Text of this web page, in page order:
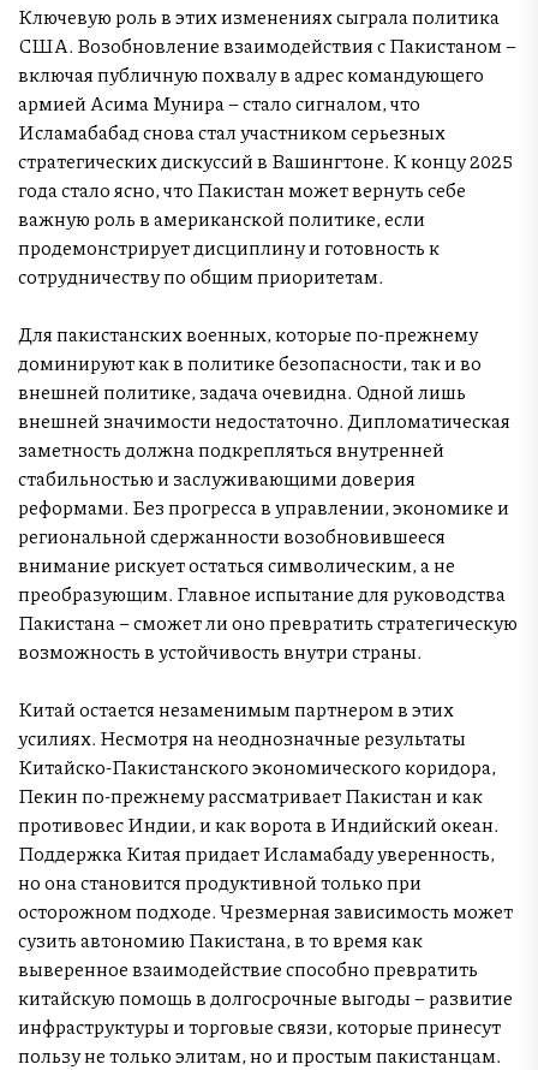
Ключевую роль в этих изменениях сыграла политика
США. Возобновление взаимодействия с Пакистаном –
включая публичную похвалу в адрес командующего
армией Асима Мунира – стало сигналом, что
Исламабабад снова стал участником серьезных
стратегических дискуссий в Вашингтоне. К концу 2025
года стало ясно, что Пакистан может вернуть себе
важную роль в американской политике, если
продемонстрирует дисциплину и готовность к
сотрудничеству по общим приоритетам.
Для пакистанских военных, которые по-прежнему
доминируют как в политике безопасности, так и во
внешней политике, задача очевидна. Одной лишь
внешней значимости недостаточно. Дипломатическая
заметность должна подкрепляться внутренней
стабильностью и заслуживающими доверия
реформами. Без прогресса в управлении, экономике и
региональной сдержанности возобновившееся
внимание рискует остаться символическим, а не
преобразующим. Главное испытание для руководства
Пакистана – сможет ли оно превратить стратегическую
возможность в устойчивость внутри страны.
Китай остается незаменимым партнером в этих
усилиях. Несмотря на неоднозначные результаты
Китайско-Пакистанского экономического коридора,
Пекин по-прежнему рассматривает Пакистан и как
противовес Индии, и как ворота в Индийский океан.
Поддержка Китая придает Исламабаду уверенность,
но она становится продуктивной только при
осторожном подходе. Чрезмерная зависимость может
сузить автономию Пакистана, в то время как
выверенное взаимодействие способно превратить
китайскую помощь в долгосрочные выгоды – развитие
инфраструктуры и торговые связи, которые принесут
пользу не только элитам, но и простым пакистанцам.